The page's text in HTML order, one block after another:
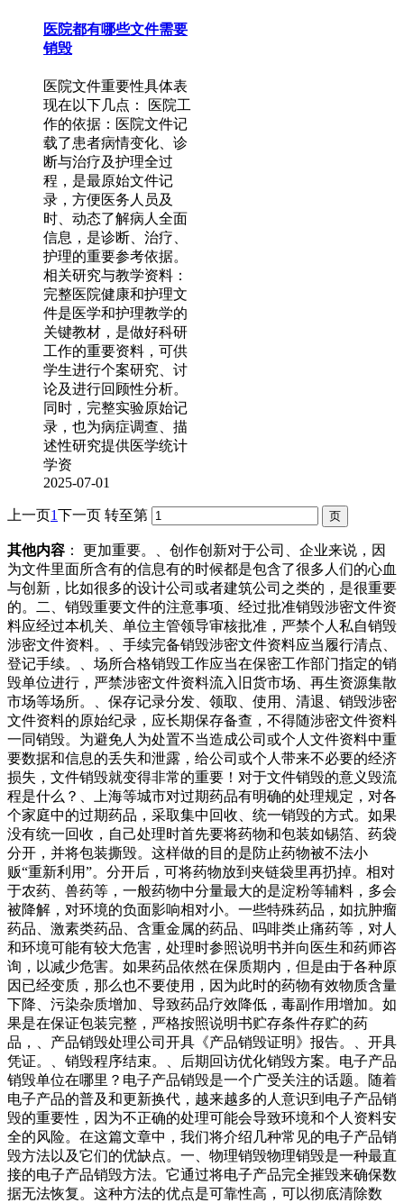
医院都有哪些文件需要
销毁
医院文件重要性具体表
现在以下几点： 医院工
作的依据：医院文件记
载了患者病情变化、诊
断与治疗及护理全过
程，是最原始文件记
录，方便医务人员及
时、动态了解病人全面
信息，是诊断、治疗、
护理的重要参考依据。
相关研究与教学资料：
完整医院健康和护理文
件是医学和护理教学的
关键教材，是做好科研
工作的重要资料，可供
学生进行个案研究、讨
论及进行回顾性分析。
同时，完整实验原始记
录，也为病症调查、描
述性研究提供医学统计
学资
2025-07-01
上一页1下一页 转至第
其他内容 ： 更加重要。、创作创新对于公司、企业来说，因
为文件里面所含有的信息有的时候都是包含了很多人们的心血
与创新，比如很多的设计公司或者建筑公司之类的，是很重要
的。二、销毁重要文件的注意事项、经过批准销毁涉密文件资
料应经过本机关、单位主管领导审核批准，严禁个人私自销毁
涉密文件资料。、手续完备销毁涉密文件资料应当履行清点、
登记手续。、场所合格销毁工作应当在保密工作部门指定的销
毁单位进行，严禁涉密文件资料流入旧货市场、再生资源集散
市场等场所。、保存记录分发、领取、使用、清退、销毁涉密
文件资料的原始纪录，应长期保存备查，不得随涉密文件资料
一同销毁。为避免人为处置不当造成公司或个人文件资料中重
要数据和信息的丢失和泄露，给公司或个人带来不必要的经济
损失，文件销毁就变得非常的重要！对于文件销毁的意义毁流
程是什么？、上海等城市对过期药品有明确的处理规定，对各
个家庭中的过期药品，采取集中回收、统一销毁的方式。如果
没有统一回收，自己处理时首先要将药物和包装如锡箔、药袋
分开，并将包装撕毁。这样做的目的是防止药物被不法小
贩“重新利用”。分开后，可将药物放到夹链袋里再扔掉。相对
于农药、兽药等，一般药物中分量最大的是淀粉等辅料，多会
被降解，对环境的负面影响相对小。一些特殊药品，如抗肿瘤
药品、激素类药品、含重金属的药品、吗啡类止痛药等，对人
和环境可能有较大危害，处理时参照说明书并向医生和药师咨
询，以减少危害。如果药品依然在保质期内，但是由于各种原
因已经变质，那么也不要使用，因为此时的药物有效物质含量
下降、污染杂质增加、导致药品疗效降低，毒副作用增加。如
果是在保证包装完整，严格按照说明书贮存条件存贮的药
品，、产品销毁处理公司开具《产品销毁证明》报告。、开具
凭证。、销毁程序结束。、后期回访优化销毁方案。电子产品
销毁单位在哪里？电子产品销毁是一个广受关注的话题。随着
电子产品的普及和更新换代，越来越多的人意识到电子产品销
毁的重要性，因为不正确的处理可能会导致环境和个人资料安
全的风险。在这篇文章中，我们将介绍几种常见的电子产品销
毁方法以及它们的优缺点。一、物理销毁物理销毁是一种最直
接的电子产品销毁方法。它通过将电子产品完全摧毁来确保数
据无法恢复。这种方法的优点是可靠性高，可以彻底清除数